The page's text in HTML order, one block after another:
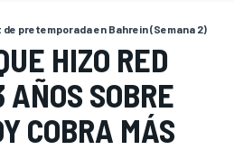
de pretemporada en Bahrein (Semana 2)
HIZO RED
SOBRE
COBRA MÁS